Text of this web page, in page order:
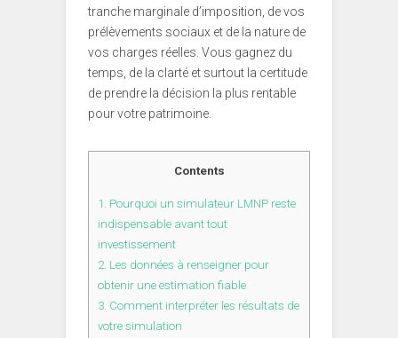
tranche marginale d’imposition, de vos
prélèvements sociaux et de la nature de
vos charges réelles. Vous gagnez du
temps, de la clarté et surtout la certitude
de prendre la décision la plus rentable
pour votre patrimoine.
Contents
1. Pourquoi un simulateur LMNP reste
indispensable avant tout
investissement
2. Les données à renseigner pour
obtenir une estimation fiable
3. Comment interpréter les résultats de
votre simulation